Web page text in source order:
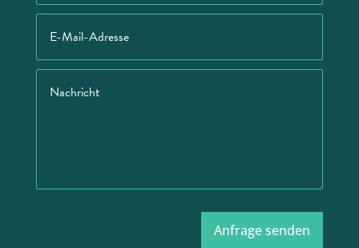
Anfrage senden